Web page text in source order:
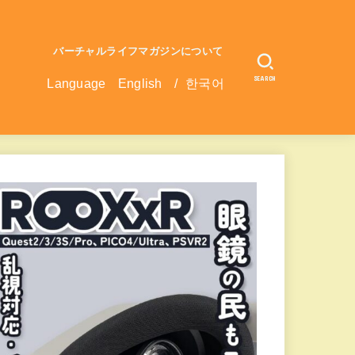
バーチャルライフマガジンについて
Language English / 한국어 SEARCH